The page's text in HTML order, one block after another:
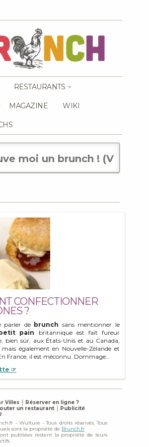
RESTAURANTS
MAGAZINE WIKI
CONFECTIONNER
?
parler de brunch sans mentionner le
pain britannique est fait fureur
bien sûr, aux États-Unis et au Canada,
également en Nouvelle-Zélande et
France, il est méconnu. Dommage…
☞
Villes
Réserver en ligne ?
un restaurant
Publicité
- Wulture - Tous droits réservés. Tous
sont la propriété de Brunch.fr
publiées restent la propriété de leurs